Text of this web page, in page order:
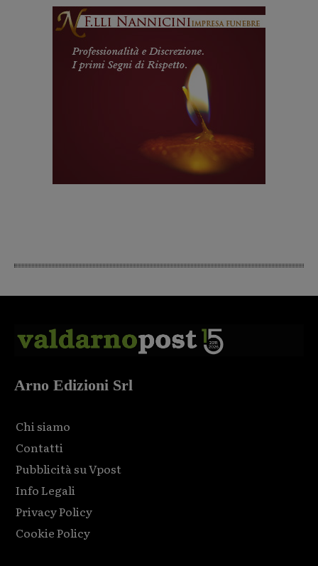
Arno Edizioni Srl
Chi siamo
Contatti
Pubblicità su Vpost
Info Legali
Privacy Policy
Cookie Policy